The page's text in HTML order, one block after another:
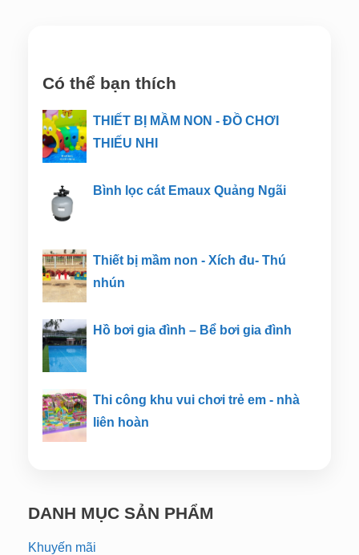
Có thể bạn thích
THIẾT BỊ MẦM NON - ĐỒ CHƠI
THIẾU NHI
Bình lọc cát Emaux Quảng Ngãi
Thiết bị mầm non - Xích đu- Thú
nhún
Hồ bơi gia đình – Bể bơi gia đình
Thi công khu vui chơi trẻ em - nhà
liên hoàn
DANH MỤC SẢN PHẨM
Khuyến mãi